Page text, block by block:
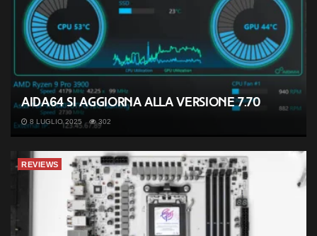
AIDA64 si aggiorna alla versione 7.70
8 LUGLIO 2025 302
REVIEWS